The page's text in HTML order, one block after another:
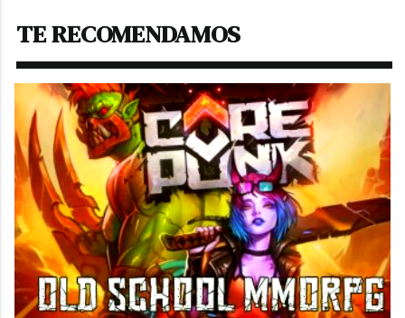
TE RECOMENDAMOS